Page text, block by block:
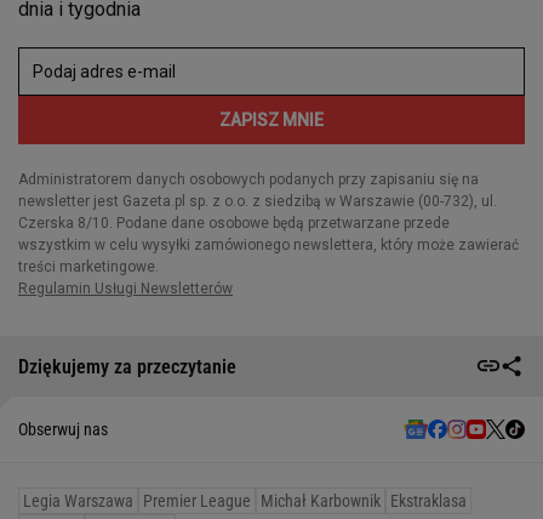
Dziękujemy za przeczytanie
Obserwuj nas
Legia Warszawa Premier League Michał Karbownik Ekstraklasa